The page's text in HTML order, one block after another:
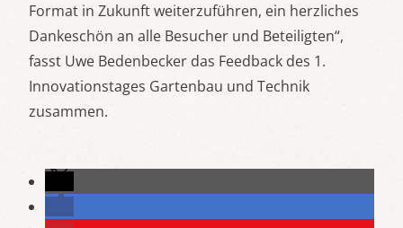
Format in Zukunft weiterzuführen, ein herzliches
Dankeschön an alle Besucher und Beteiligten“,
fasst Uwe Bedenbecker das Feedback des 1.
Innovationstages Gartenbau und Technik
zusammen.